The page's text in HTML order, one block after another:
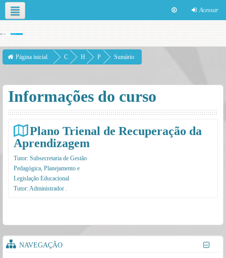
Acessar
Página inicial
C
r
s
o
s
H
P
i
P
a
n
o
T
l
e
Sumário
Informações do curso
Plano Trienal de Recuperação da
Aprendizagem
Tutor: Subsecretaria de Gestão
Pedagógica, Planejamento e
Legislação Educacional
Tutor:Administrador .
NAVEGAÇÃO